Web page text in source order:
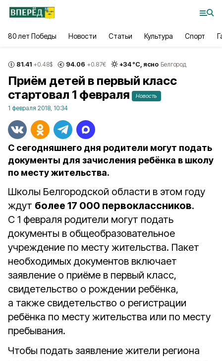
80 лет Победы Новости Статьи Культура Спорт
81.41 +0.48$ 94.06 +0.87€ +34°С, ясно Белгород
Приём детей в первый класс
стартовал 1 февраля
Новость
1 февраля 2018, 10:34
С сегодняшнего дня родители могут подать
документы для зачисления ребёнка в школу
по месту жительства.
Школы Белгородской области в этом году
ждут более 17 000 первоклассников.
С 1 февраля родители могут подать
документы в общеобразовательное
учреждение по месту жительства. Пакет
необходимых документов включает
заявление о приёме в первый класс,
свидетельство о рождении ребёнка,
а также свидетельство о регистрации
ребёнка по месту жительства или по месту
пребывания.
Чтобы подать заявление жители региона